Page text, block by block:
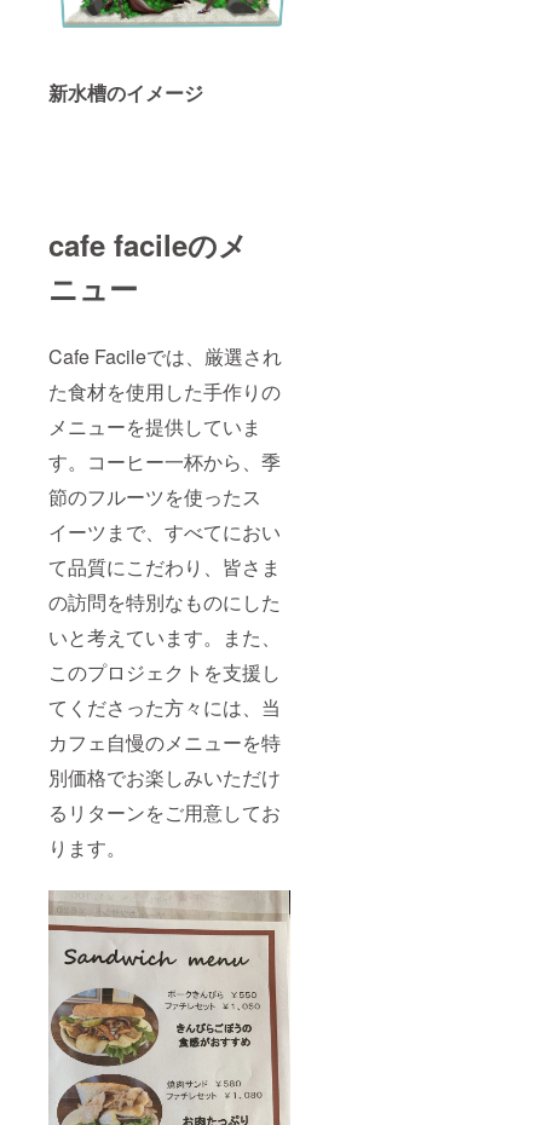
新水槽のイメージ
cafe facileのメ
ニュー
Cafe Facileでは、厳選され
た食材を使用した手作りの
メニューを提供していま
す。コーヒー一杯から、季
節のフルーツを使ったス
イーツまで、すべてにおい
て品質にこだわり、皆さま
の訪問を特別なものにした
いと考えています。また、
このプロジェクトを支援し
てくださった方々には、当
カフェ自慢のメニューを特
別価格でお楽しみいただけ
るリターンをご用意してお
ります。